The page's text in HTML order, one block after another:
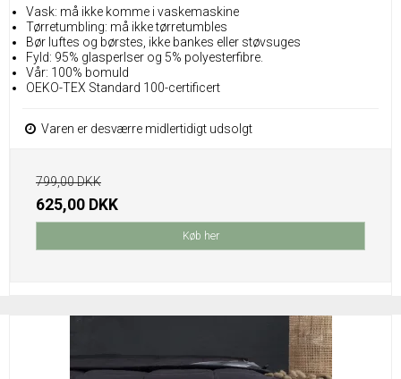
Vask: må ikke komme i vaskemaskine
Tørretumbling: må ikke tørretumbles
Bør luftes og børstes, ikke bankes eller støvsuges
Fyld: 95% glasperlser og 5% polyesterfibre.
Vår: 100% bomuld
OEKO-TEX Standard 100-certificert
Varen er desværre midlertidigt udsolgt
799,00 DKK
625,00 DKK
Køb her